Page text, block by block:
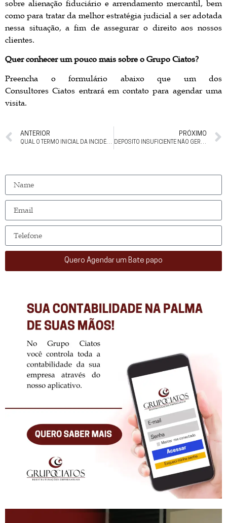
sobre alienação fiduciário e arrendamento mercantil, bem
como para tratar da melhor estratégia judicial a ser adotada
nessa situação, a fim de assegurar o direito aos nossos
clientes.
Quer conhecer um pouco mais sobre o Grupo Ciatos?
Preencha o formulário abaixo que um dos
Consultores Ciatos entrará em contato para agendar uma
visita.
ANTERIOR
QUAL O TERMO INICIAL DA INCIDÊNCIA DE CORREÇÃO MONETÁRIA NOS REQUERIMENTOS PARA RESTITUIÇÃO TRIBUTÁRIA?
PRÓXIMO
DEPÓSITO INSUFICIENTE NÃO GERA IMPROCEDÊNCIA EM AÇÃO DE CONSIGNAÇÃO, DIZ 2ª SEÇÃO DO STJ
Quero Agendar um Bate papo